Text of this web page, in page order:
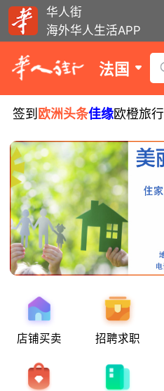
华人街
海外华人生活APP
法国
签到 欧洲头条佳缘欧橙旅行
店铺买卖 招聘求职